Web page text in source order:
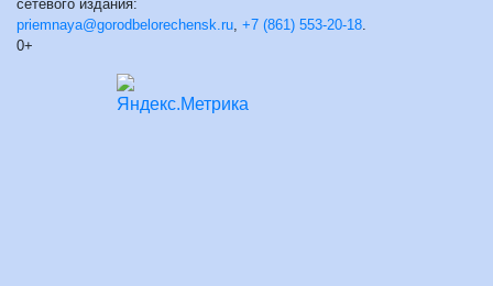
сетевого издания:
priemnaya@gorodbelorechensk.ru +7 (861) 553-20-18
0+